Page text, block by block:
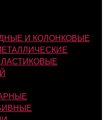
И КОЛОНКОВЫЕ